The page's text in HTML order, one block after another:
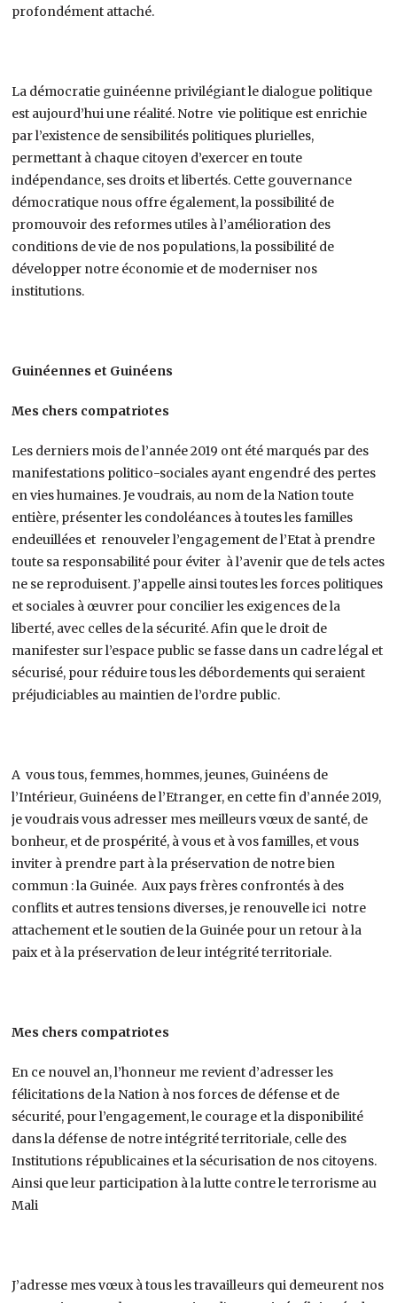
profondément attaché.
La démocratie guinéenne privilégiant le dialogue politique
est aujourd’hui une réalité. Notre vie politique est enrichie
par l’existence de sensibilités politiques plurielles,
permettant à chaque citoyen d’exercer en toute
indépendance, ses droits et libertés. Cette gouvernance
démocratique nous offre également, la possibilité de
promouvoir des reformes utiles à l’amélioration des
conditions de vie de nos populations, la possibilité de
développer notre économie et de moderniser nos
institutions.
Guinéennes et Guinéens
Mes chers compatriotes
Les derniers mois de l’année 2019 ont été marqués par des
manifestations politico-sociales ayant engendré des pertes
en vies humaines. Je voudrais, au nom de la Nation toute
entière, présenter les condoléances à toutes les familles
endeuillées et renouveler l’engagement de l’Etat à prendre
toute sa responsabilité pour éviter à l’avenir que de tels actes
ne se reproduisent. J’appelle ainsi toutes les forces politiques
et sociales à œuvrer pour concilier les exigences de la
liberté, avec celles de la sécurité. Afin que le droit de
manifester sur l’espace public se fasse dans un cadre légal et
sécurisé, pour réduire tous les débordements qui seraient
préjudiciables au maintien de l’ordre public.
A vous tous, femmes, hommes, jeunes, Guinéens de
l’Intérieur, Guinéens de l’Etranger, en cette fin d’année 2019,
je voudrais vous adresser mes meilleurs vœux de santé, de
bonheur, et de prospérité, à vous et à vos familles, et vous
inviter à prendre part à la préservation de notre bien
commun : la Guinée. Aux pays frères confrontés à des
conflits et autres tensions diverses, je renouvelle ici notre
attachement et le soutien de la Guinée pour un retour à la
paix et à la préservation de leur intégrité territoriale.
Mes chers compatriotes
En ce nouvel an, l’honneur me revient d’adresser les
félicitations de la Nation à nos forces de défense et de
sécurité, pour l’engagement, le courage et la disponibilité
dans la défense de notre intégrité territoriale, celle des
Institutions républicaines et la sécurisation de nos citoyens.
Ainsi que leur participation à la lutte contre le terrorisme au
Mali
J’adresse mes vœux à tous les travailleurs qui demeurent nos